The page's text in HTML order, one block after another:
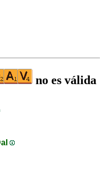
no es válida